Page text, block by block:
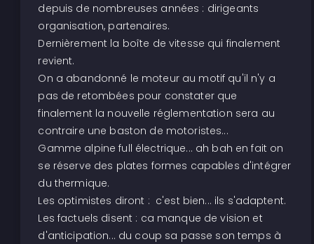
depuis de nombreuses années : dirigeants
organisation, partenaires.
Dernièrement la boîte de vitesse qui finalement
revient.
On a abandonné le moteur au motif qu'il n'y a
pas de retombées pour constater que
finalement la nouvelle réglementation sera au
contraire une baston de motoristes...
Gamme alpine full électrique... ah bah en fait on
se réserve des plates formes capables d'intégrer
du thermique.
Les optimistes diront : c'est bien... ils s'adaptent.
Les factuels disent : ca manque de vision et
d'anticipation... du coup sa passe son temps à